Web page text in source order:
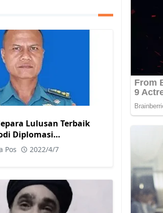
Lulusan Terbaik
Diplomasi
Pos 2022/4/7